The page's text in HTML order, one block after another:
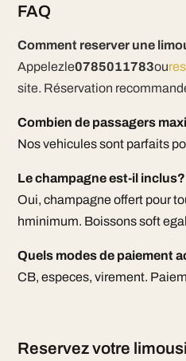
FAQ
Comment reserver une
Appelezle0785011783ou
site. Réservation
Combien de passagers
Nos vehicules sont parfaits
Le champagne est-il inclus?
Oui, champagne offert pour
hminimum. Boissons soft
Quels modes de paiement
CB, especes, virement.
Reservez votre